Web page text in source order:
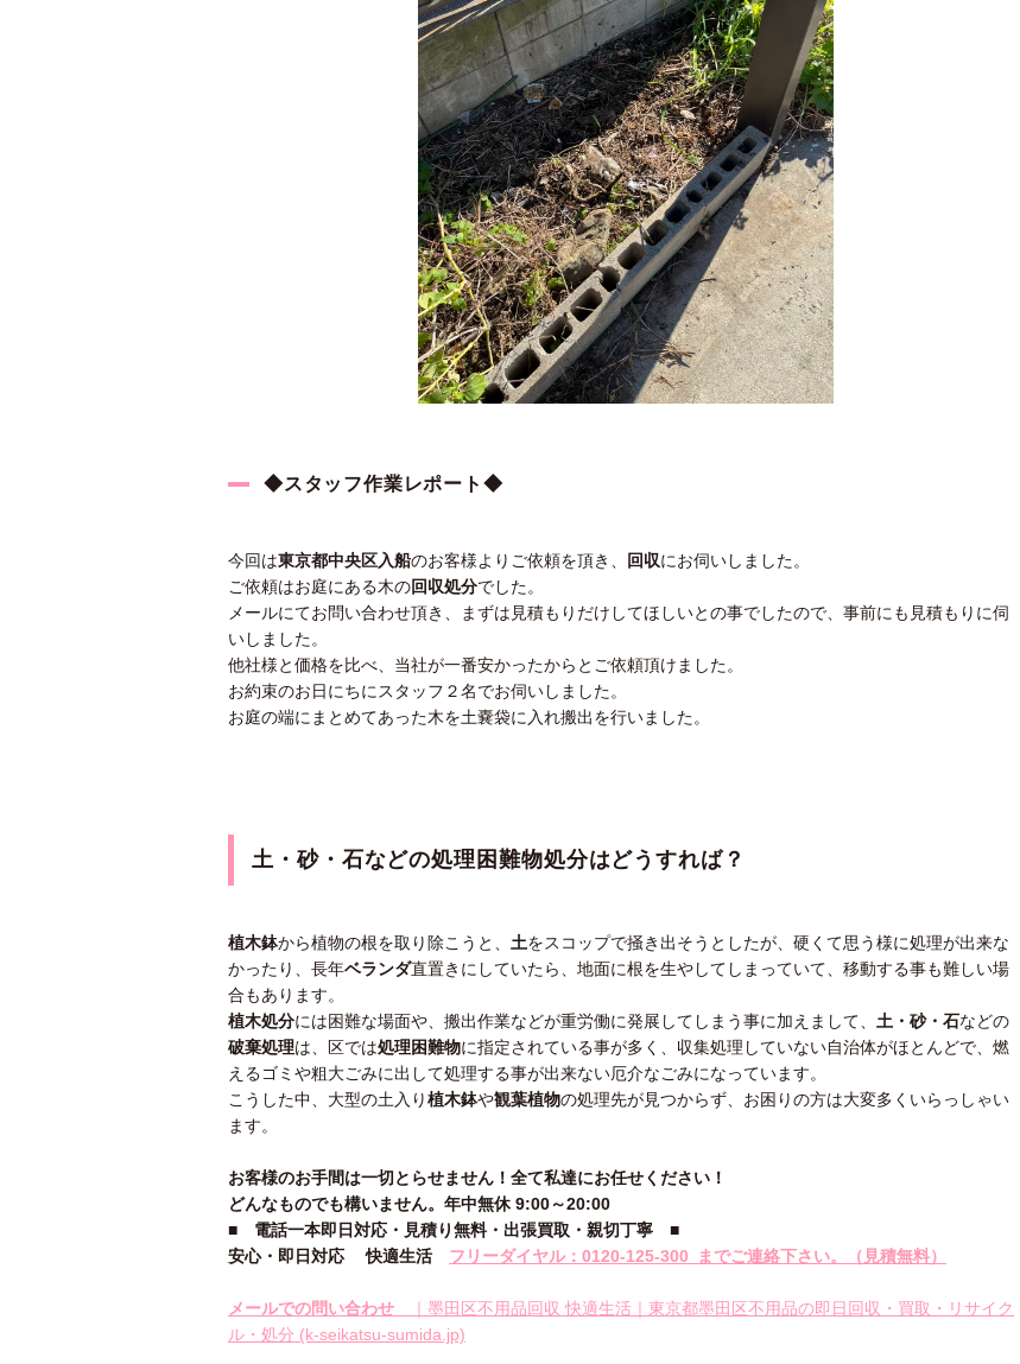
◆スタッフ作業レポート◆
今回は東京都中央区入船のお客様よりご依頼を頂き、 回収にお伺いしました。
ご依頼はお庭にある木の回収処分でした。
メールにてお問い合わせ頂き、まずは見積もりだけしてほしいとの事でしたので、事前にも見積もりに伺
いしました。
他社様と価格を比べ、当社が一番安かったからとご依頼頂けました。
お約束のお日にちにスタッフ２名でお伺いしました。
お庭の端にまとめてあった木を土嚢袋に入れ搬出を行いました。
土・砂・石などの処理困難物処分はどうすれば？
植木鉢から植物の根を取り除こうと、 土をスコップで掻き出そうとしたが、硬くて思う様に処理が出来な
かったり、長年ベランダ直置きにしていたら、地面に根を生やしてしまっていて、移動する事も難しい場
合もあります。
植木処分には困難な場面や、搬出作業などが重労働に発展してしまう事に加えまして、 土・砂・石などの
破棄処理は、区では処理困難物に指定されている事が多く、収集処理していない自治体がほとんどで、燃
えるゴミや粗大ごみに出して処理する事が出来ない厄介なごみになっています。
こうした中、大型の土入り植木鉢や観葉植物の処理先が見つからず、お困りの方は大変多くいらっしゃい
ます。
お客様のお手間は一切とらせません！全て私達にお任せください！
どんなものでも構いません。年中無休 9:00～20:00
■ 電話一本即日対応・見積り無料・出張買取・親切丁寧 ■
安心・即日対応 快適生活 フリーダイヤル：0120-125‐300 までご連絡下さい。 （見積無料）
メールでの問い合わせ
｜墨田区不用品回収 快適生活｜東京都墨田区不用品の即日回収・買取・リサイク
ル・処分 (k-seikatsu-sumida.jp)